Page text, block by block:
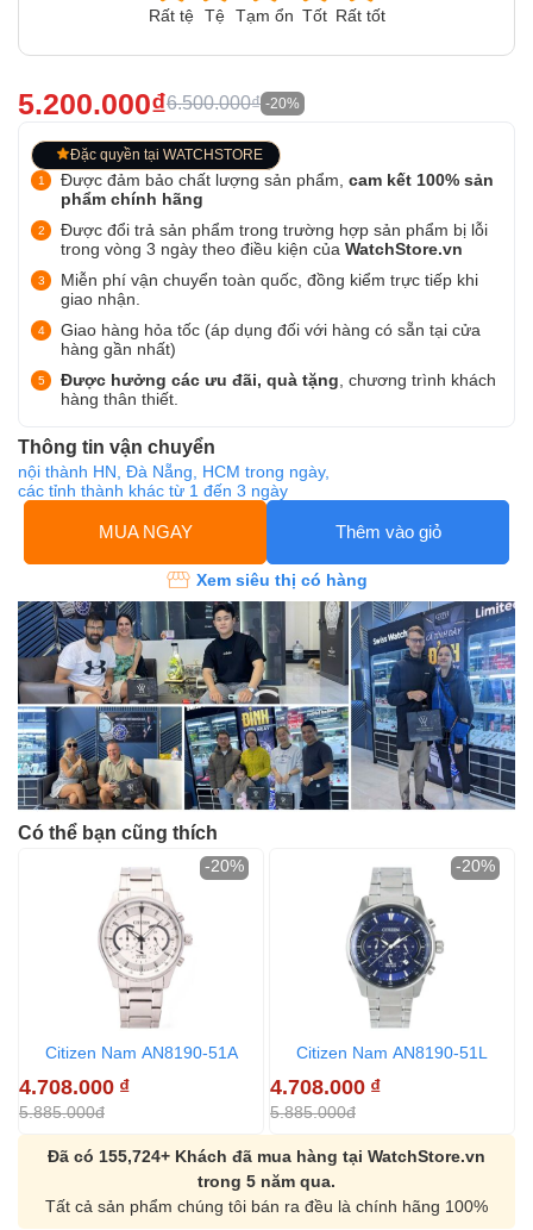
Rất tệ Tệ Tạm ổn Tốt Rất tốt
5.200.000₫6.500.000₫ -20%
Đặc quyền tại WATCHSTORE
Được đảm bảo chất lượng sản phẩm, cam kết 100% sản
phẩm chính hãng
Được đổi trả sản phẩm trong trường hợp sản phẩm bị lỗi
trong vòng 3 ngày theo điều kiện của WatchStore.vn
Miễn phí vận chuyển toàn quốc, đồng kiểm trực tiếp khi
giao nhận.
Giao hàng hỏa tốc (áp dụng đối với hàng có sẵn tại cửa
hàng gần nhất)
Được hưởng các ưu đãi, quà tặng , chương trình khách
hàng thân thiết.
Thông tin vận chuyển
nội thành HN, Đà Nẵng, HCM trong ngày,
các tỉnh thành khác từ 1 đến 3 ngày
MUA NGAY Thêm vào giỏ
Xem siêu thị có hàng
Có thể bạn cũng thích
Citizen Nam AN8190-51A
4.708.000 ₫
5.885.000đ
-20%
Citizen Nam AN8190-51L
4.708.000 ₫
5.885.000đ
-20%
Đã có 155,724+ Khách đã mua hàng tại WatchStore.vn
trong 5 năm qua.
Tất cả sản phẩm chúng tôi bán ra đều là chính hãng 100%